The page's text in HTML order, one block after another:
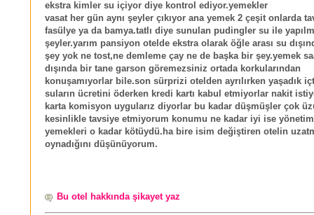
ekstra kimler su içiyor diye kontrol ediyor.yemekler
vasat her gün aynı şeyler çıkıyor ana yemek 2 çeşit onlarda
fasülye ya da bamya.tatlı diye sunulan pudingler su ile
şeyler.yarım pansiyon otelde ekstra olarak öğle arası su
şey yok ne tost,ne demleme çay ne de başka bir şey.yemek
dışında bir tane garson göremezsiniz ortada korkularından
konuşamıyorlar bile.son sürprizi otelden ayrılırken yaşadık
suların ücretini öderken kredi kartı kabul etmiyorlar nakit
karta komisyon uygularız diyorlar bu kadar düşmüşler çok
kesinlikle tavsiye etmiyorum konumu ne kadar iyi ise
yemekleri o kadar kötüydü.ha bire isim değiştiren otelin
oynadığını düşünüyorum.
Bu otel hakkında şikayet yaz